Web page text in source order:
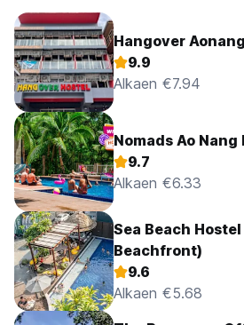
Hangover Aonang
9.9
Alkaen €7.94
Nomads Ao Nang
9.7
Alkaen €6.33
Sea Beach
Beachfront)
9.6
Alkaen €5.68